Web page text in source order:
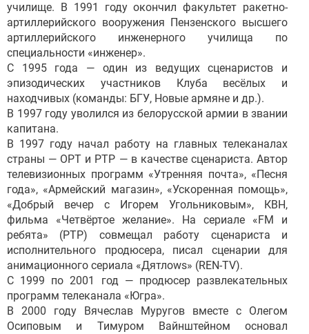
училище. В 1991 году окончил факультет ракетно-
артиллерийского вооружения Пензенского высшего
артиллерийского инженерного училища по
специальности «инженер».
С 1995 года — один из ведущих сценаристов и
эпизодических участников Клуба весёлых и
находчивых (команды: БГУ, Новые армяне и др.).
В 1997 году уволился из белорусской армии в звании
капитана.
В 1997 году начал работу на главных телеканалах
страны — ОРТ и РТР — в качестве сценариста. Автор
телевизионных программ «Утренняя почта», «Песня
года», «Армейский магазин», «Ускоренная помощь»,
«Добрый вечер с Игорем Угольниковым», КВН,
фильма «Четвёртое желание». На сериале «FM и
ребята» (РТР) совмещал работу сценариста и
исполнительного продюсера, писал сценарии для
анимационного сериала «Дятлоws» (REN-TV).
С 1999 по 2001 год — продюсер развлекательных
программ телеканала «Югра».
В 2000 году Вячеслав Муругов вместе с Олегом
Осиповым и Тимуром Вайнштейном основал